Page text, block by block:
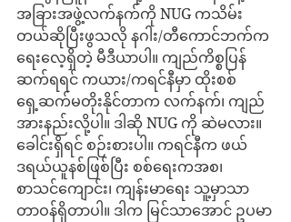
အခြားအဖွဲ့လက်နက်ကို NUG ကသိမ်း
တယ်ဆိုပြီးဖွသလို နဂါး/တီကောင်ဘက်က
ရေးလေ့ရှိတဲ့ မီဒီယာပါ။ ကျည်ကိစ္စပြန်
ဆက်ရရင် ကယား/ကရင်နီမှာ ထိုးစစ်
ရှေ့ဆက်မတိုးနိုင်တာက လက်နက်၊ ကျည်
အားနည်းလို့ပါ။ ဒါဆို NUG ကို ဆဲမလား။
ခေါင်းရှိရင် စဉ်းစားပါ။ ကရင်နီက ဖယ်
ဒရယ်ယူနစ်ဖြစ်ပြီး စစ်ရေးကအစ၊
စာသင်ကျောင်း၊ ကျန်းမာရေး သူ့မှာသာ
တာဝန်ရှိတာပါ။ ဒါက မြင်သာအောင် ဥပမာ